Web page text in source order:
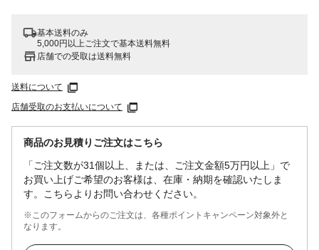
基本送料のみ
5,000円以上ご注文で基本送料無料
店舗での受取は送料無料
送料について
店舗受取のお支払いについて
商品のお見積りご注文はこちら
「ご注文数が31個以上、または、ご注文金額5万円以上」で
お買い上げご希望のお客様は、在庫・納期を確認いたしま
す。こちらよりお問い合わせください。
※このフォームからのご注文は、各種ポイントキャンペーン対象外と
なります。